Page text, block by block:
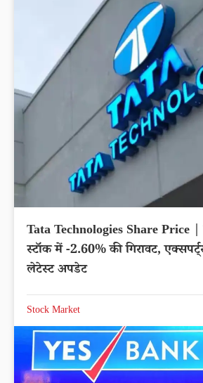
Tata Technologies Share Price |
स्टॉक में -2.60% की गिरावट,
लेटेस्ट अपडेट
Stock Market